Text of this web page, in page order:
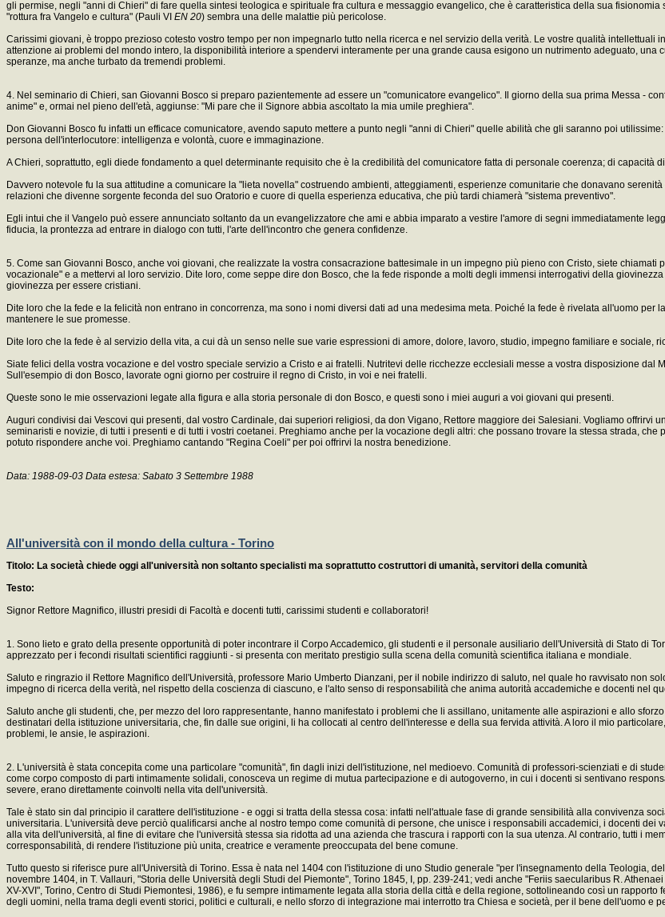
gli permise, negli "anni di Chieri" di fare quella sintesi teologica e spirituale fra cultura e messaggio evangelico, che è caratteristica della sua
"rottura fra Vangelo e cultura" (Pauli VI EN 20) sembra una delle malattie più pericolose.
Carissimi giovani, è troppo prezioso cotesto vostro tempo per non impegnarlo tutto nella ricerca e nel servizio della verità. Le vostre qualità
attenzione ai problemi del mondo intero, la disponibilità interiore a spendervi interamente per una grande causa esigono un nutrimento adeguato,
speranze, ma anche turbato da tremendi problemi.
4. Nel seminario di Chieri, san Giovanni Bosco si preparo pazientemente ad essere un "comunicatore evangelico". Il giorno della sua prima Messa -
anime" e, ormai nel pieno dell'età, aggiunse: "Mi pare che il Signore abbia ascoltato la mia umile preghiera".
Don Giovanni Bosco fu infatti un efficace comunicatore, avendo saputo mettere a punto negli "anni di Chieri" quelle abilità che gli saranno poi
persona dell'interlocutore: intelligenza e volontà, cuore e immaginazione.
A Chieri, soprattutto, egli diede fondamento a quel determinante requisito che è la credibilità del comunicatore fatta di personale coerenza; di capacità
Davvero notevole fu la sua attitudine a comunicare la "lieta novella" costruendo ambienti, atteggiamenti, esperienze comunitarie che donavano
relazioni che divenne sorgente feconda del suo Oratorio e cuore di quella esperienza educativa, che più tardi chiamerà "sistema preventivo".
Egli intui che il Vangelo può essere annunciato soltanto da un evangelizzatore che ami e abbia imparato a vestire l'amore di segni immediatamente
fiducia, la prontezza ad entrare in dialogo con tutti, l'arte dell'incontro che genera confidenze.
5. Come san Giovanni Bosco, anche voi giovani, che realizzate la vostra consacrazione battesimale in un impegno più pieno con Cristo, siete
vocazionale" e a mettervi al loro servizio. Dite loro, come seppe dire don Bosco, che la fede risponde a molti degli immensi interrogativi della
giovinezza per essere cristiani.
Dite loro che la fede e la felicità non entrano in concorrenza, ma sono i nomi diversi dati ad una medesima meta. Poiché la fede è rivelata all'uomo
mantenere le sue promesse.
Dite loro che la fede è al servizio della vita, a cui dà un senso nelle sue varie espressioni di amore, dolore, lavoro, studio, impegno familiare e sociale,
Siate felici della vostra vocazione e del vostro speciale servizio a Cristo e ai fratelli. Nutritevi delle ricchezze ecclesiali messe a vostra disposizione dal
Sull'esempio di don Bosco, lavorate ogni giorno per costruire il regno di Cristo, in voi e nei fratelli.
Queste sono le mie osservazioni legate alla figura e alla storia personale di don Bosco, e questi sono i miei auguri a voi giovani qui presenti.
Auguri condivisi dai Vescovi qui presenti, dal vostro Cardinale, dai superiori religiosi, da don Vigano, Rettore maggiore dei Salesiani. Vogliamo offrirvi
seminaristi e novizie, di tutti i presenti e di tutti i vostri coetanei. Preghiamo anche per la vocazione degli altri: che possano trovare la stessa strada,
potuto rispondere anche voi. Preghiamo cantando "Regina Coeli" per poi offrirvi la nostra benedizione.
Data: 1988-09-03 Data estesa: Sabato 3 Settembre 1988
All'università con il mondo della cultura - Torino
Titolo: La società chiede oggi all'università non soltanto specialisti ma soprattutto costruttori di umanità, servitori della comunità
Testo:
Signor Rettore Magnifico, illustri presidi di Facoltà e docenti tutti, carissimi studenti e collaboratori!
1. Sono lieto e grato della presente opportunità di poter incontrare il Corpo Accademico, gli studenti e il personale ausiliario dell'Università di Stato di
apprezzato per i fecondi risultati scientifici raggiunti - si presenta con meritato prestigio sulla scena della comunità scientifica italiana e mondiale.
Saluto e ringrazio il Rettore Magnifico dell'Università, professore Mario Umberto Dianzani, per il nobile indirizzo di saluto, nel quale ho ravvisato non
impegno di ricerca della verità, nel rispetto della coscienza di ciascuno, e l'alto senso di responsabilità che anima autorità accademiche e docenti nel
Saluto anche gli studenti, che, per mezzo del loro rappresentante, hanno manifestato i problemi che li assillano, unitamente alle aspirazioni e allo
destinatari della istituzione universitaria, che, fin dalle sue origini, li ha collocati al centro dell'interesse e della sua fervida attività. A loro il mio
problemi, le ansie, le aspirazioni.
2. L'università è stata concepita come una particolare "comunità", fin dagli inizi dell'istituzione, nel medioevo. Comunità di professori-scienziati e di
come corpo composto di parti intimamente solidali, conosceva un regime di mutua partecipazione e di autogoverno, in cui i docenti si sentivano
severe, erano direttamente coinvolti nella vita dell'università.
Tale è stato sin dal principio il carattere dell'istituzione - e oggi si tratta della stessa cosa: infatti nell'attuale fase di grande sensibilità alla convivenza
universitaria. L'università deve perciò qualificarsi anche al nostro tempo come comunità di persone, che unisce i responsabili accademici, i docenti
alla vita dell'università, al fine di evitare che l'università stessa sia ridotta ad una azienda che trascura i rapporti con la sua utenza. Al contrario, tutti i
corresponsabilità, di rendere l'istituzione più unita, creatrice e veramente preoccupata del bene comune.
Tutto questo si riferisce pure all'Università di Torino. Essa è nata nel 1404 con l'istituzione di uno Studio generale "per l'insegnamento della Teologia,
novembre 1404, in T. Vallauri, "Storia delle Università degli Studi del Piemonte", Torino 1845, I, pp. 239-241; vedi anche "Feriis saecularibus R.
XV-XVI", Torino, Centro di Studi Piemontesi, 1986), e fu sempre intimamente legata alla storia della città e della regione, sottolineando così un
degli uomini, nella trama degli eventi storici, politici e culturali, e nello sforzo di integrazione mai interrotto tra Chiesa e società, per il bene dell'uomo e